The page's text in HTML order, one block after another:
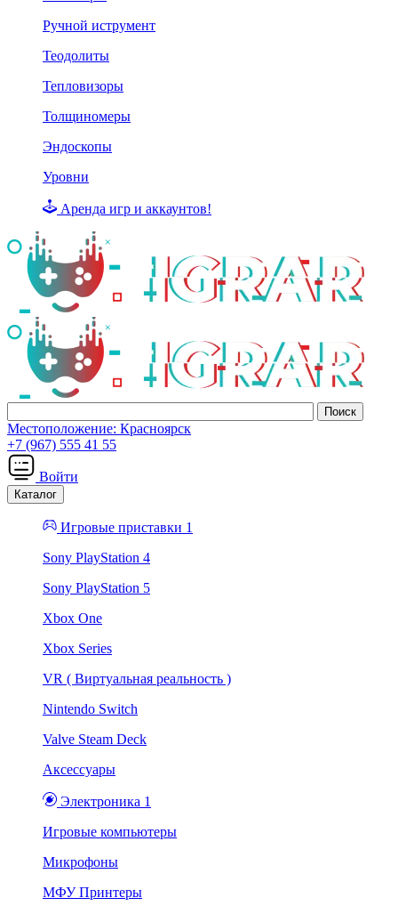
Ручной иструмент
Теодолиты
Тепловизоры
Толщиномеры
Эндоскопы
Уровни
Аренда игр и аккаунтов!
Местоположение: Красноярск
+7 (967) 555 41 55
Войти
Каталог
Игровые приставки 1
Sony PlayStation 4
Sony PlayStation 5
Xbox One
Xbox Series
VR ( Виртуальная реальность )
Nintendo Switch
Valve Steam Deck
Аксессуары
Электроника 1
Игровые компьютеры
Микрофоны
МФУ Принтеры